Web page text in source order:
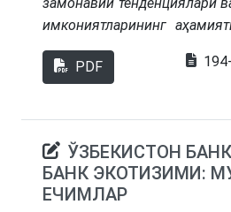
замонавий тенденциялари
имкониятларининг
Рақамли трансформация
меҳнат бозорига
Халқаро тажриба,
Қирғизистон мисолида
ривожлантириш ва
PDF
ЎЗБЕКИСТОН
БАНК ЭКОТИЗИМИ:
ЕЧИМЛАР